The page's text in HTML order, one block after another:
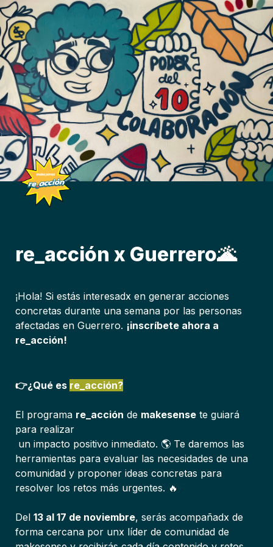
¡Hola! Si estás interesadx en generar acciones
concretas durante una semana por las personas
afectadas en Guerrero. ¡inscríbete ahora a
re_acción!
👉¿Qué es re_acción?
El programa re_acción de makesense te guiará
para realizar
herramientas para evaluar las necesidades de una
comunidad y proponer ideas concretas para
resolver los retos más urgentes. 🔥
Del 13 al 17 de noviembre, serás acompañadx de
forma cercana por unx líder de comunidad de